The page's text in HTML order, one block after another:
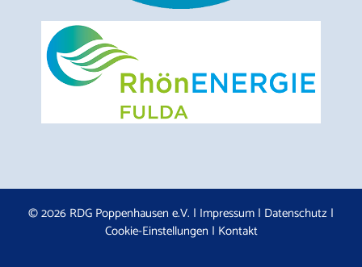
© 2026 RDG Poppenhausen e.V. | Impressum | Datenschutz |
Cookie-Einstellungen | Kontakt